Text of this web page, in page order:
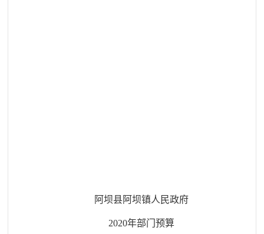
阿坝县阿坝镇人民政府
2020年部门预算